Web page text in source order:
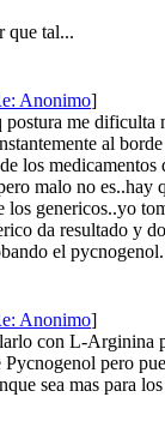
que tal...
Anonimo]
me dificulta
al
los
malo no es..hay
los genericos..yo
da resultado y
el
Anonimo]
con L-Arginina
pero
sea mas para